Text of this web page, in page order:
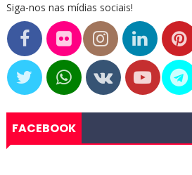
Siga-nos nas mídias sociais!
FACEBOOK